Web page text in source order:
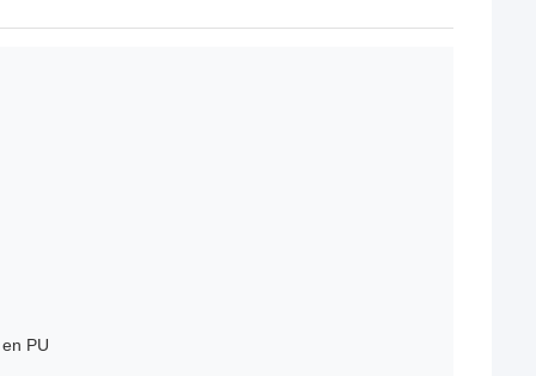
PU